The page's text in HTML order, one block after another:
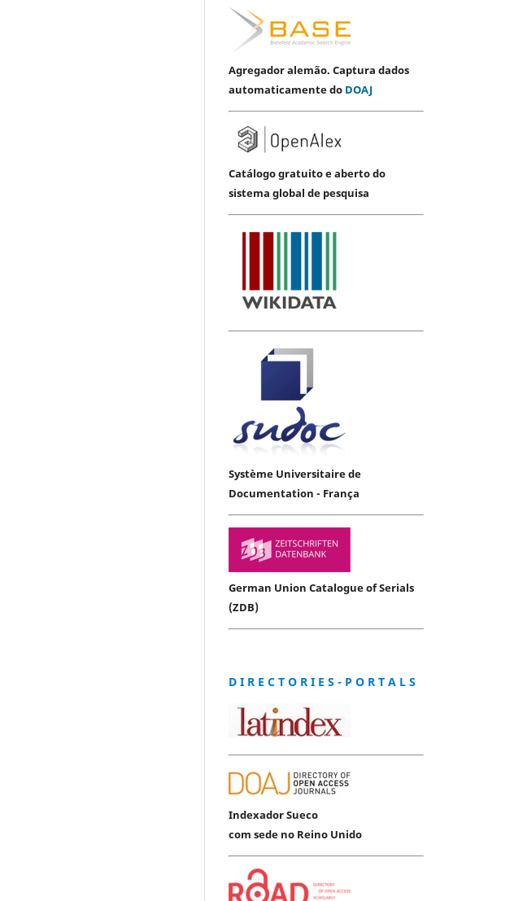
Agregador alemão. Captura dados
automaticamente do DOAJ
Catálogo gratuito e aberto do
sistema global de pesquisa
Système Universitaire de
Documentation - França
German Union Catalogue of Serials
(ZDB)
D I R E C T O R I E S - P O R T A L S
Indexador Sueco
com sede no Reino Unido